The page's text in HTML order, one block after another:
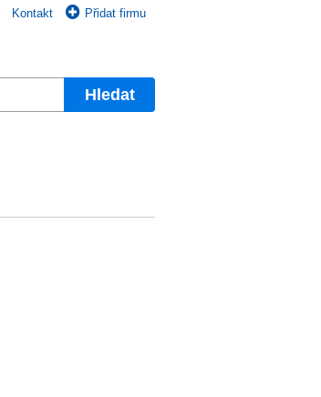
Kontakt Přidat firmu
Hledat